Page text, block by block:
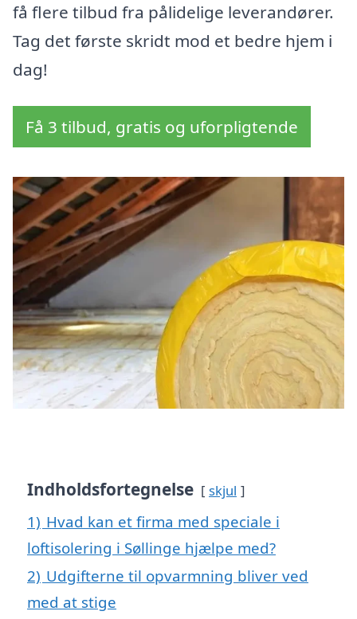
få flere tilbud fra pålidelige leverandører.
Tag det første skridt mod et bedre hjem i
dag!
Få 3 tilbud, gratis og uforpligtende
Indholdsfortegnelse skjul
1) Hvad kan et firma med speciale i
loftisolering i Søllinge hjælpe med?
2) Udgifterne til opvarmning bliver ved
med at stige